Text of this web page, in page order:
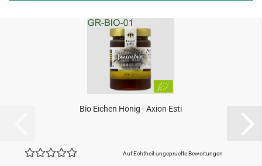
Bio Eichen Honig - Axion Esti
Auf Echtheit ungepruefte Bewertungen